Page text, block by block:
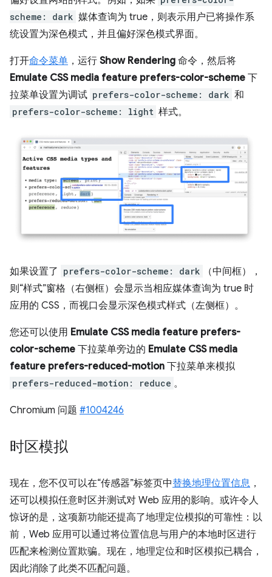
scheme: dark 媒体查询为 true，则表示用户已将操作系
统设置为深色模式，并且偏好深色模式界面。
打开命令菜单 ，运行 Show Rendering 命令，然后将
Emulate CSS media feature prefers-color-scheme 下
拉菜单设置为调试 prefers-color-scheme: dark 和
prefers-color-scheme: light 样式。
如果设置了 prefers-color-scheme: dark
（中间框），
则“样式”窗格（右侧框）会显示当相应媒体查询为 true 时
应用的 CSS，而视口会显示深色模式样式（左侧框）。
您还可以使用 Emulate CSS media feature prefers-
color-scheme 下拉菜单旁边的 Emulate CSS media
feature prefers-reduced-motion 下拉菜单来模拟
prefers-reduced-motion: reduce 。
Chromium 问题 #1004246
时区模拟
现在，您不仅可以在“传感器”标签页中替换地理位置信息 ，
还可以模拟任意时区并测试对 Web 应用的影响。或许令人
惊讶的是，这项新功能还提高了地理定位模拟的可靠性：以
前，Web 应用可以通过将位置信息与用户的本地时区进行
匹配来检测位置欺骗。现在，地理定位和时区模拟已耦合，
因此消除了此类不匹配问题。